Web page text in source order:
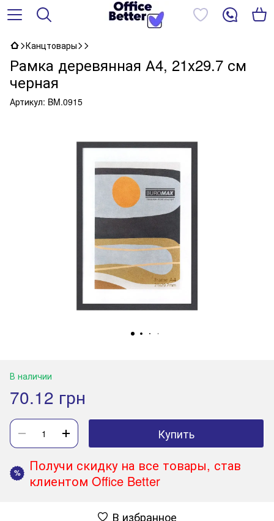
Канцтовары
Рамка деревянная А4, 21х29.7 см
черная
Артикул: BM.0915
В наличии
70.12 грн
Купить
%
Получи скидку на все товары, став
клиентом Office Better
В избранное